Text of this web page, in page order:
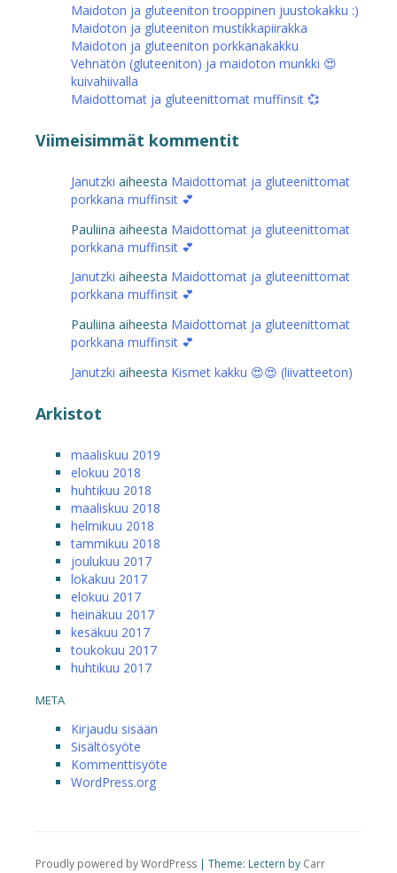
Maidoton ja gluteeniton trooppinen juustokakku :)
Maidoton ja gluteeniton mustikkapiirakka
Maidoton ja gluteeniton porkkanakakku
Vehnätön (gluteeniton) ja maidoton munkki 😍
kuivahiivalla
Maidottomat ja gluteenittomat muffinsit 💞
Viimeisimmät kommentit
Janutzki aiheesta Maidottomat ja gluteenittomat
porkkana muffinsit 💕
Pauliina aiheesta Maidottomat ja gluteenittomat
porkkana muffinsit 💕
Janutzki aiheesta Maidottomat ja gluteenittomat
porkkana muffinsit 💕
Pauliina aiheesta Maidottomat ja gluteenittomat
porkkana muffinsit 💕
Janutzki aiheesta Kismet kakku 😍😍 (liivatteeton)
Arkistot
maaliskuu 2019
elokuu 2018
huhtikuu 2018
maaliskuu 2018
helmikuu 2018
tammikuu 2018
joulukuu 2017
lokakuu 2017
elokuu 2017
heinäkuu 2017
kesäkuu 2017
toukokuu 2017
huhtikuu 2017
META
Kirjaudu sisään
Sisältösyöte
Kommenttisyöte
WordPress.org
Proudly powered by WordPress | Theme: Lectern by Carr